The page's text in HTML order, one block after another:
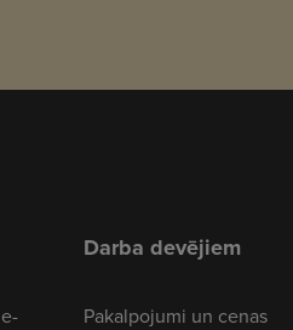
Darba devējiem
Pakalpojumi un cenas